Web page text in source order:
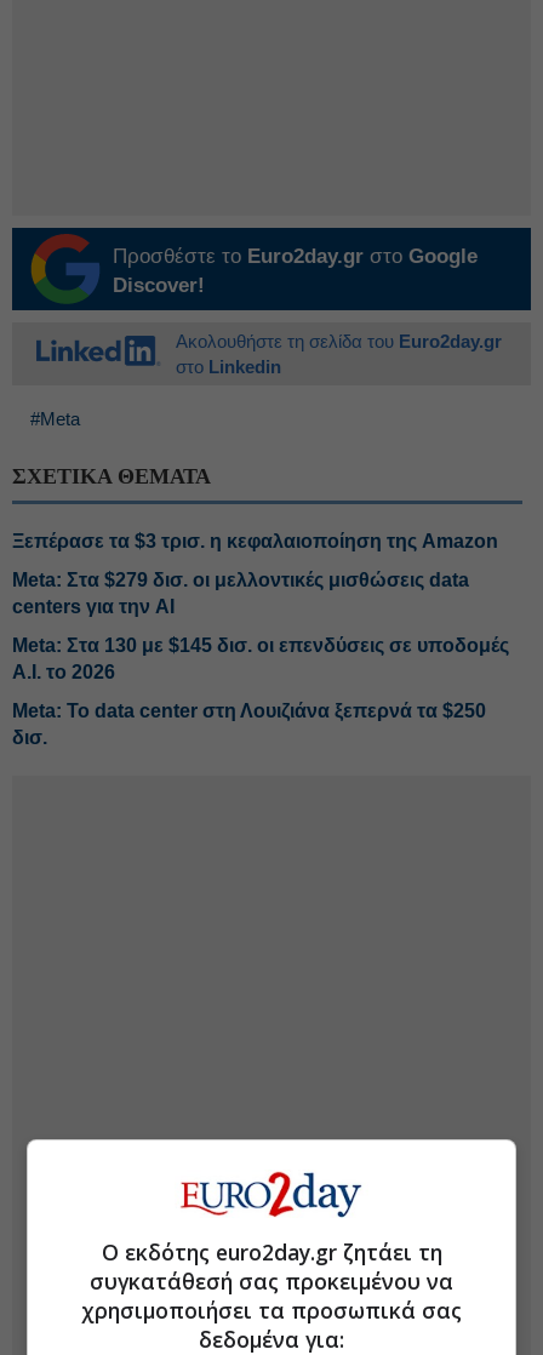
Προσθέστε το Euro2day.gr στο Google
Discover!
Ακολουθήστε τη σελίδα του Euro2day.gr
στο Linkedin
#Meta
ΣΧΕΤΙΚΑ ΘΕΜΑΤΑ
Ξεπέρασε τα $3 τρισ. η κεφαλαιοποίηση της Amazon
Meta: Στα $279 δισ. οι μελλοντικές μισθώσεις data
centers για την AI
Meta: Στα 130 με $145 δισ. οι επενδύσεις σε υποδομές
A.I. το 2026
Meta: Το data center στη Λουιζιάνα ξεπερνά τα $250
δισ.
Ο εκδότης euro2day.gr ζητάει τη
συγκατάθεσή σας προκειμένου να
χρησιμοποιήσει τα προσωπικά σας
δεδομένα για: